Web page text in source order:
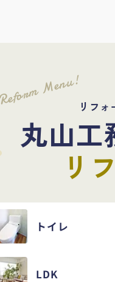
Reform Menu! リフ
丸山工
リ
トイレ
LDK